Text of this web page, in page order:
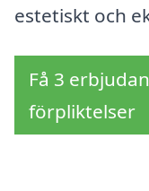
estetiskt och
Få 3
förpliktelser